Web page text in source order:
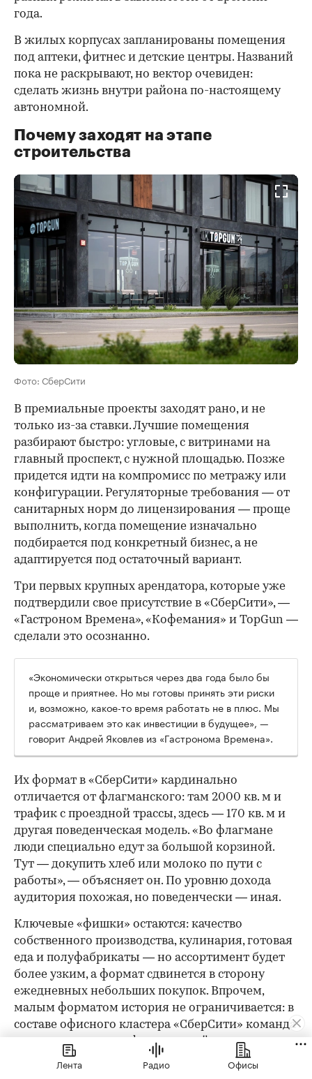
года.
В жилых корпусах запланированы помещения
под аптеки, фитнес и детские центры. Названий
пока не раскрывают, но вектор очевиден:
сделать жизнь внутри района по-настоящему
автономной.
Почему заходят на этапе
строительства
Фото: СберСити
В премиальные проекты заходят рано, и не
только из-за ставки. Лучшие помещения
разбирают быстро: угловые, с витринами на
главный проспект, с нужной площадью. Позже
придется идти на компромисс по метражу или
конфигурации. Регуляторные требования — от
санитарных норм до лицензирования — проще
выполнить, когда помещение изначально
подбирается под конкретный бизнес, а не
адаптируется под остаточный вариант.
Три первых крупных арендатора, которые уже
подтвердили свое присутствие в «СберСити», —
«Гастроном Времена», «Кофемания» и TopGun —
сделали это осознанно.
«Экономически открыться через два года было бы
проще и приятнее. Но мы готовы принять эти риски
и, возможно, какое-то время работать не в плюс. Мы
рассматриваем это как инвестиции в будущее», —
говорит Андрей Яковлев из «Гастронома Времена».
Их формат в «СберСити» кардинально
отличается от флагманского: там 2000 кв. м и
трафик с проездной трассы, здесь — 170 кв. м и
другая поведенческая модель. «Во флагмане
люди специально едут за большой корзиной.
Тут — докупить хлеб или молоко по пути с
работы», — объясняет он. По уровню дохода
аудитория похожая, но поведенчески — иная.
Ключевые «фишки» остаются: качество
собственного производства, кулинария, готовая
еда и полуфабрикаты — но ассортимент будет
более узким, а формат сдвинется в сторону
ежедневных небольших покупок. Впрочем,
малым форматом история не ограничивается: в
составе офисного кластера «СберСити» команда
планирует открыть флагманский магазин
площадью 2000 кв. м.
Лента Радио Офисы